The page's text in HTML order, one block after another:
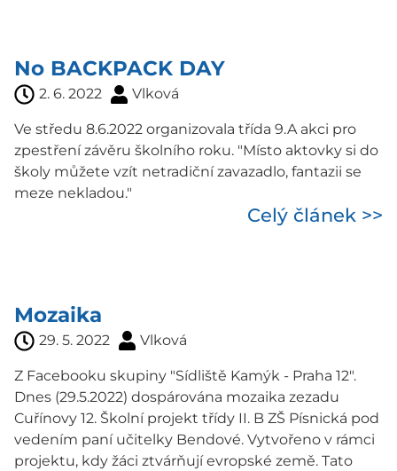
No BACKPACK DAY
2. 6. 2022 Vlková
Ve středu 8.6.2022 organizovala třída 9.A akci pro
zpestření závěru školního roku. "Místo aktovky si do
školy můžete vzít netradiční zavazadlo, fantazii se
meze nekladou."
Celý článek >>
Mozaika
29. 5. 2022 Vlková
Z Facebooku skupiny "Sídliště Kamýk - Praha 12".
Dnes (29.5.2022) dospárována mozaika zezadu
Cuřínovy 12. Školní projekt třídy II. B ZŠ Písnická pod
vedením paní učitelky Bendové. Vytvořeno v rámci
projektu, kdy žáci ztvárňují evropské země. Tato